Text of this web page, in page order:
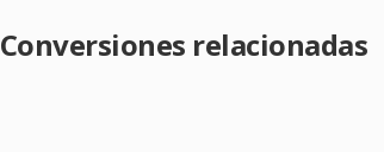
Conversiones relacionadas